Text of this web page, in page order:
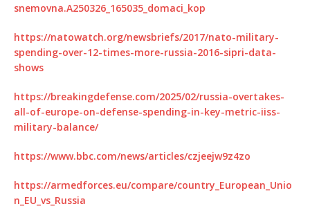
snemovna.A250326_165035_domaci_kop
https://natowatch.org/newsbriefs/2017/nato-military-
spending-over-12-times-more-russia-2016-sipri-data-
shows
https://breakingdefense.com/2025/02/russia-overtakes-
all-of-europe-on-defense-spending-in-key-metric-iiss-
military-balance/
https://www.bbc.com/news/articles/czjeejw9z4zo
https://armedforces.eu/compare/country_European_Unio
n_EU_vs_Russia